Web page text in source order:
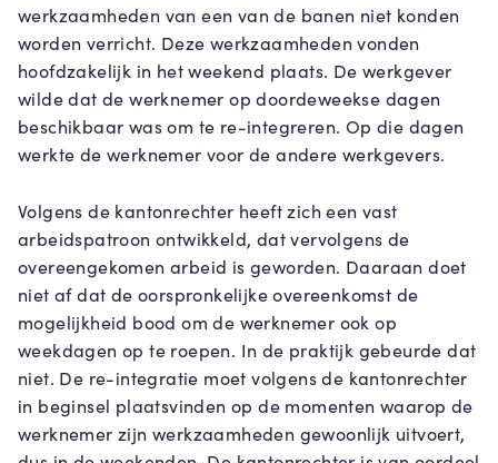
werkzaamheden van een van de banen niet konden
worden verricht. Deze werkzaamheden vonden
hoofdzakelijk in het weekend plaats. De werkgever
wilde dat de werknemer op doordeweekse dagen
beschikbaar was om te re-integreren. Op die dagen
werkte de werknemer voor de andere werkgevers.
Volgens de kantonrechter heeft zich een vast
arbeidspatroon ontwikkeld, dat vervolgens de
overeengekomen arbeid is geworden. Daaraan doet
niet af dat de oorspronkelijke overeenkomst de
mogelijkheid bood om de werknemer ook op
weekdagen op te roepen. In de praktijk gebeurde dat
niet. De re-integratie moet volgens de kantonrechter
in beginsel plaatsvinden op de momenten waarop de
werknemer zijn werkzaamheden gewoonlijk uitvoert,